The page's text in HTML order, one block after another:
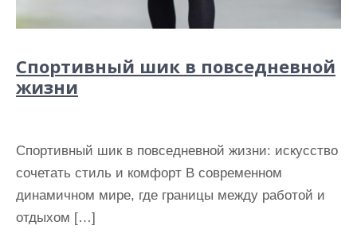
Спортивный шик в повседневной
жизни
Спортивный шик в повседневной жизни: искусство
сочетать стиль и комфорт В современном
динамичном мире, где границы между работой и
отдыхом […]